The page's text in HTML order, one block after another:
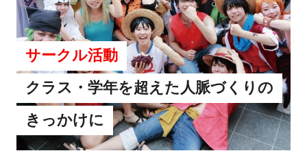
サークル活動
クラス・学年を超えた人脈づくりの
きっかけに